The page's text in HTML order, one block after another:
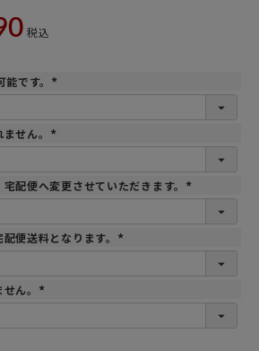
税込
です。
(
)
せん。
(
)
配便へ変更させていただきます。
(
)
便送料となります。
(
)
ん。
(
)